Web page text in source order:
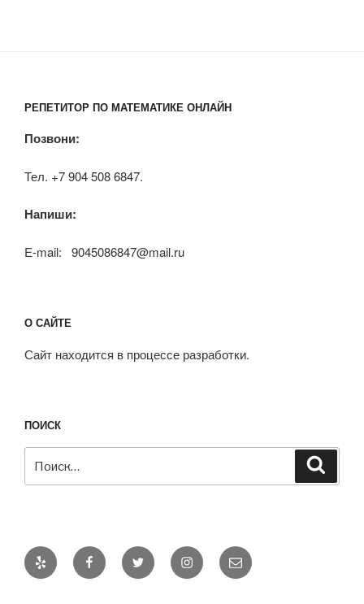
РЕПЕТИТОР ПО МАТЕМАТИКЕ ОНЛАЙН
Позвони:
Тел. +7 904 508 6847.
Напиши:
E-mail: 9045086847@mail.ru
О САЙТЕ
Сайт находится в процессе разработки.
ПОИСК
Yelp FacebookTwitter InstagramEmail